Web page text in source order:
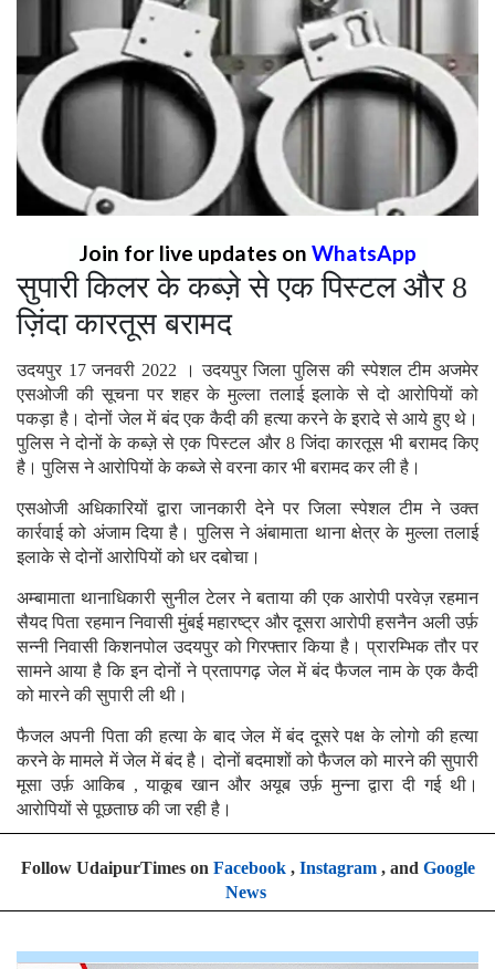
Join for live updates on WhatsApp
सुपारी किलर के कब्ज़े से एक पिस्टल और 8
ज़िंदा कारतूस बरामद
उदयपुर 17 जनवरी 2022 । उदयपुर जिला पुलिस की स्पेशल टीम अजमेर
एसओजी की सूचना पर शहर के मुल्ला तलाई इलाके से दो आरोपियों को
पकड़ा है। दोनों जेल में बंद एक कैदी की हत्या करने के इरादे से आये हुए थे।
पुलिस ने दोनों के कब्ज़े से एक पिस्टल और 8 जिंदा कारतूस भी बरामद किए
है। पुलिस ने आरोपियों के कब्जे से वरना कार भी बरामद कर ली है।
एसओजी अधिकारियों द्वारा जानकारी देने पर जिला स्पेशल टीम ने उक्त
कार्रवाई को अंजाम दिया है। पुलिस ने अंबामाता थाना क्षेत्र के मुल्ला तलाई
इलाके से दोनों आरोपियों को धर दबोचा।
अम्बामाता थानाधिकारी सुनील टेलर ने बताया की एक आरोपी परवेज़ रहमान
सैयद पिता रहमान निवासी मुंबई महारष्ट्र और दूसरा आरोपी हसनैन अली उर्फ़
सन्नी निवासी किशनपोल उदयपुर को गिरफ्तार किया है। प्रारम्भिक तौर पर
सामने आया है कि इन दोनों ने प्रतापगढ़ जेल में बंद फैजल नाम के एक कैदी
को मारने की सुपारी ली थी।
फैजल अपनी पिता की हत्या के बाद जेल में बंद दूसरे पक्ष के लोगो की हत्या
करने के मामले में जेल में बंद है। दोनों बदमाशों को फैजल को मारने की सुपारी
मूसा उर्फ़ आकिब , याकूब खान और अयूब उर्फ़ मुन्ना द्वारा दी गई थी।
आरोपियों से पूछताछ की जा रही है।
Follow UdaipurTimes on Facebook, Instagram, and Google
News